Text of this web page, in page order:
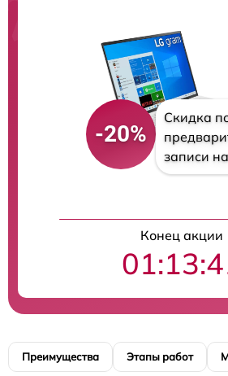
-20%
Скидка
записи
Конец акции
Преимущества Этапы работ